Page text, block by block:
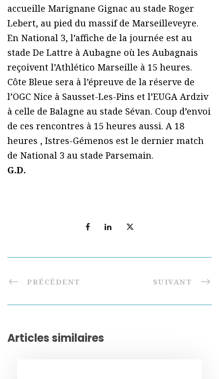
accueille Marignane Gignac au stade Roger
Lebert, au pied du massif de Marseilleveyre.
En National 3, l’affiche de la journée est au
stade De Lattre à Aubagne où les Aubagnais
reçoivent l’Athlético Marseille à 15 heures.
Côte Bleue sera à l’épreuve de la réserve de
l’OGC Nice à Sausset-Les-Pins et l’EUGA Ardziv
à celle de Balagne au stade Sévan. Coup d’envoi
de ces rencontres à 15 heures aussi. A 18
heures , Istres-Gémenos est le dernier match
de National 3 au stade Parsemain.
G.D.
PRÉCÉDENT SUIVANT
Articles similaires